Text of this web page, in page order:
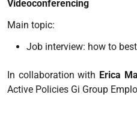
Videoconferencing
Main topic:
Job interview: how to
In collaboration with Erica
Active Policies Gi Group